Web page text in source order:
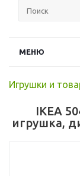
МЕНЮ
Игрушки и
IKEA
игрушка,